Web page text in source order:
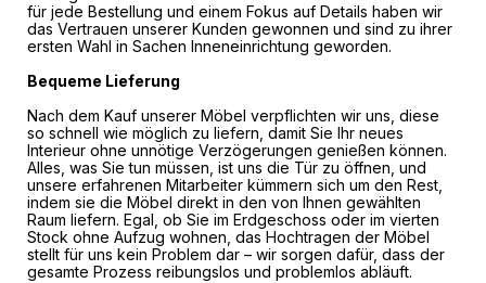
für jede Bestellung und einem Fokus auf Details haben wir
das Vertrauen unserer Kunden gewonnen und sind zu ihrer
ersten Wahl in Sachen Inneneinrichtung geworden.
Bequeme Lieferung
Nach dem Kauf unserer Möbel verpflichten wir uns, diese
so schnell wie möglich zu liefern, damit Sie Ihr neues
Interieur ohne unnötige Verzögerungen genießen können.
Alles, was Sie tun müssen, ist uns die Tür zu öffnen, und
unsere erfahrenen Mitarbeiter kümmern sich um den Rest,
indem sie die Möbel direkt in den von Ihnen gewählten
Raum liefern. Egal, ob Sie im Erdgeschoss oder im vierten
Stock ohne Aufzug wohnen, das Hochtragen der Möbel
stellt für uns kein Problem dar – wir sorgen dafür, dass der
gesamte Prozess reibungslos und problemlos abläuft.